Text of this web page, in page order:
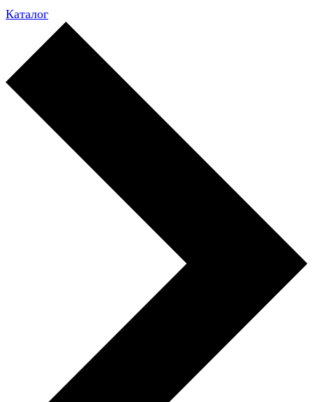
Каталог